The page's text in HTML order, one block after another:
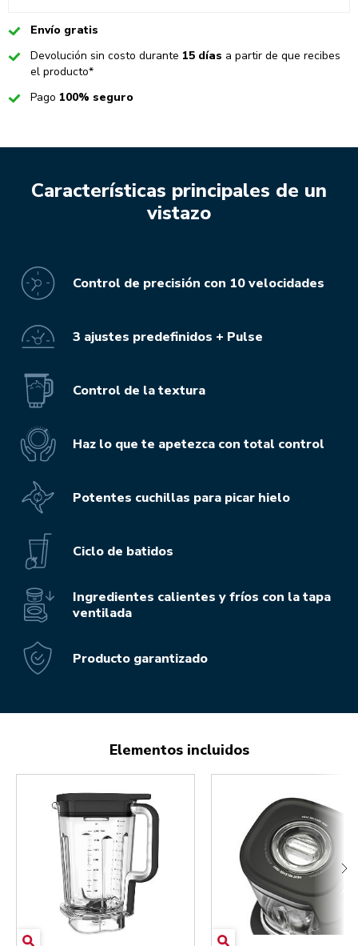
CheckedEnvío gratis
CheckedDevolución sin costo durante 15 días a partir de que recibes
el producto*
Checked
Pago 100% seguro
Características principales de un
vistazo
Control de precisión con 10 velocidades
3 ajustes predefinidos + Pulse
Control de la textura
Haz lo que te apetezca con total control
Potentes cuchillas para picar hielo
Ciclo de batidos
Ingredientes calientes y fríos con la tapa
ventilada
Producto garantizado
Elementos incluidos